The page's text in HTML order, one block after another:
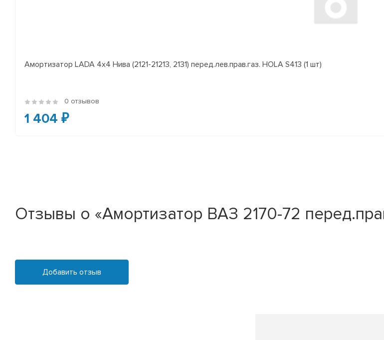
Амортизатор LADA 4x4 Нива (2121-21213, 2131) перед.лев.прав.газ. HOLA S413 (1 шт)
0 отзывов
1 404 ₽
Отзывы о «Амортизатор ВАЗ 2170-72
Добавить отзыв